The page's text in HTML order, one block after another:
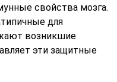
свойства мозга.
для
возникшие
эти защитные